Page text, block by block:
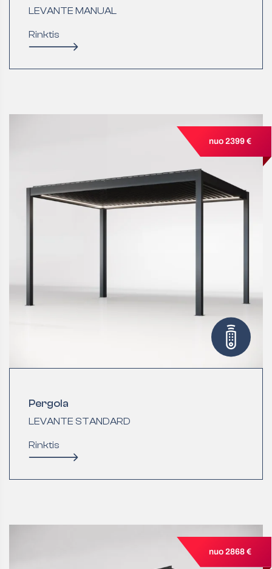
LEVANTE MANUAL
Rinktis
nuo 2399 €
Pergola
LEVANTE STANDARD
Rinktis
nuo 2868 €